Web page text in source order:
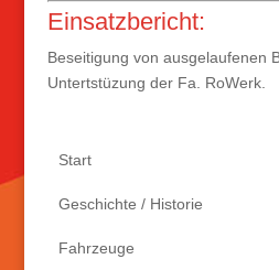
Einsatzbericht:
Beseitigung von ausgelaufenen
Untertstüzung der Fa. RoWerk.
Start
Geschichte / Historie
Fahrzeuge